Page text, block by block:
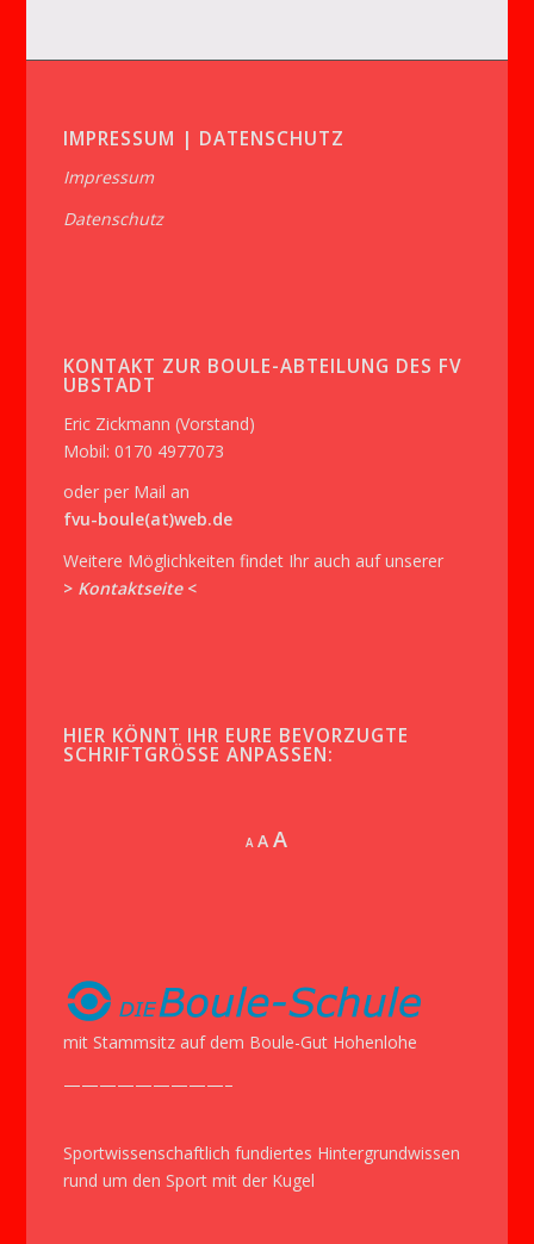
IMPRESSUM | DATENSCHUTZ
Impressum
Datenschutz
KONTAKT ZUR BOULE-ABTEILUNG DES FV
UBSTADT
Eric Zickmann (Vorstand)
Mobil: 0170 4977073
oder per Mail an
fvu-boule(at)web.de
Weitere Möglichkeiten findet Ihr auch auf unserer
> Kontaktseite <
HIER KÖNNT IHR EURE BEVORZUGTE
SCHRIFTGRÖSSE ANPASSEN:
A Decrease
AReset
AIncrease
mit Stammsitz auf dem Boule-Gut Hohenlohe
—————————–
Sportwissenschaftlich fundiertes Hintergrundwissen
rund um den Sport mit der Kugel